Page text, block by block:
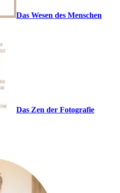
Das Wesen des Menschen
Das Zen der Fotografie